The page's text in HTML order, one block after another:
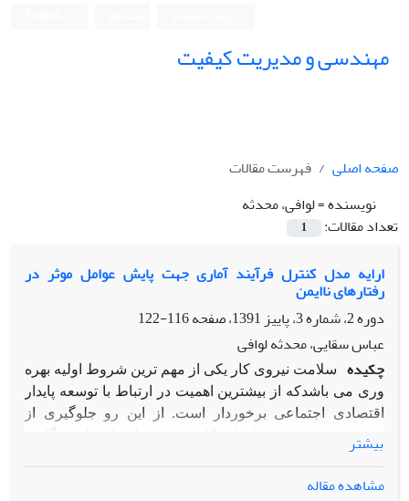
مهندسی و مدیریت کیفیت
صفحه اصلی
فهرست مقالات
نویسنده =لوافی، محدثه
تعداد مقالات:
1
ارایه مدل کنترل فرآیند آماری جهت پایش عوامل موثر در
رفتارهای ناایمن
دوره 2، شماره 3، پاییز 1391، صفحه
116-122
عباس سقایی، محدثه لوافی
چکیده
سلامت نیروی کار یکی از مهم ترین شروط اولیه بهره
وری می باشدکه از بیشترین اهمیت در ارتباط با توسعه پایدار
اقتصادی اجتماعی برخوردار است. از این رو جلوگیری از
همواره مورد توجه متخصصین بوده است. با توجه به نقش
کلیدی رفتارهای ناایمن در حادثه، برخی از محققین به پایش
بیشتر
مشاهده مقاله